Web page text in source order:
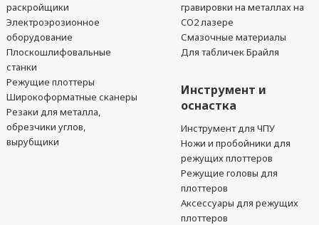
раскройщики
Электроэрозионное
оборудование
Плоскошлифовальные
станки
Режущие плоттеры
Широкоформатные сканеры
Резаки для металла,
обрезчики углов,
вырубщики
гравировки на металлах на
CO2 лазере
Смазочные материалы
Для табличек Брайля
Инструмент и
оснастка
Инструмент для ЧПУ
Ножи и пробойники для
режущих плоттеров
Режущие головы для
плоттеров
Аксессуары для режущих
плоттеров